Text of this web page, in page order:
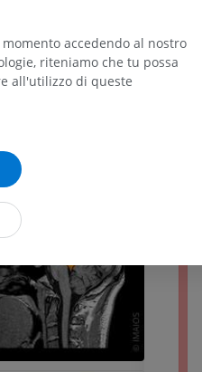
dell’arto
dell’arto inferiore
accedendo al nostro
riteniamo che tu possa
all'utilizzo di queste